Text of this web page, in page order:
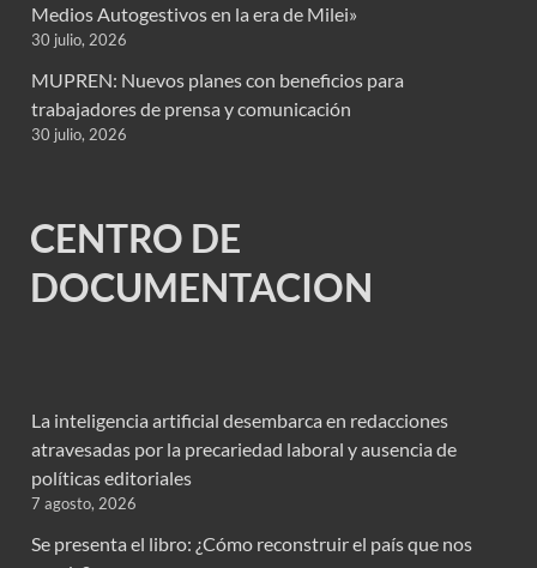
Medios Autogestivos en la era de Milei»
30 julio, 2026
MUPREN: Nuevos planes con beneficios para
trabajadores de prensa y comunicación
30 julio, 2026
CENTRO DE
DOCUMENTACION
La inteligencia artificial desembarca en redacciones
atravesadas por la precariedad laboral y ausencia de
políticas editoriales
7 agosto, 2026
Se presenta el libro: ¿Cómo reconstruir el país que nos